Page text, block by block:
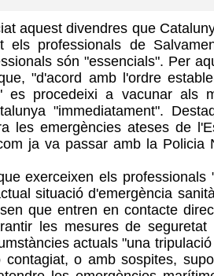
aquest divendres que
els professionals de
són "essencials". Per
"d'acord amb l'ordre
es procedeixi a vacunar als
"immediatament".
les emergències ateses de
ja va passar amb la Policia
exerceixen els professionals
situació d'emergència
que entren en contacte
les mesures de seguretat
actuals "una
contagiat, o amb sospites,